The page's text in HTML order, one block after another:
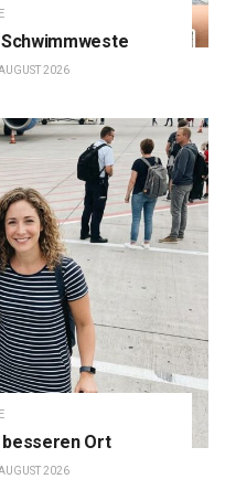
2026
Ort
2026